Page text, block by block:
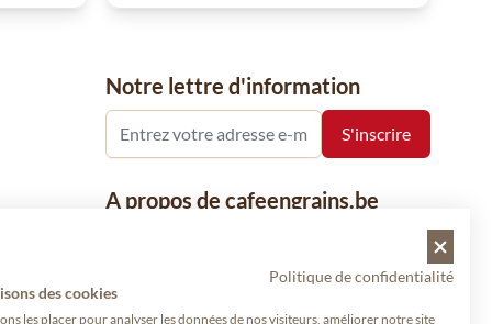
Notre lettre d'information
A propos de cafeengrains.be
de produits à base de café, de renommée
nationale et internationale, tels que le café,
Politique de confidentialité
des cookies
les placer pour analyser les données de nos visiteurs, améliorer notre site